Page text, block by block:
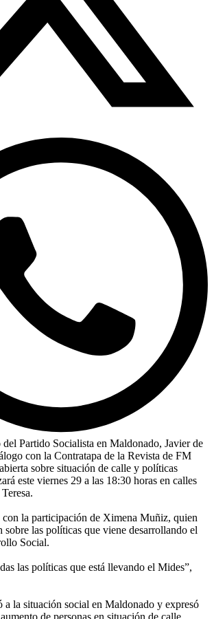
Partido Socialista en Maldonado, Javier de
con la Contratapa de la Revista de FM
sobre situación de calle y políticas
este viernes 29 a las 18:30 horas en calles
la participación de Ximena Muñiz, quien
las políticas que viene desarrollando el
Social.
las políticas que está llevando el Mides”,
a la situación social en Maldonado y expresó
de personas en situación de calle.